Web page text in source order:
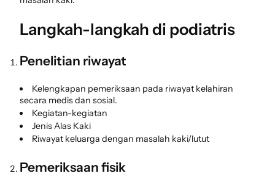
Langkah-langkah di podiatris
Penelitian riwayat
Kelengkapan pemeriksaan pada riwayat kelahiran
secara medis dan sosial.
Kegiatan-kegiatan
Jenis Alas Kaki
Riwayat keluarga dengan masalah kaki/lutut
Pemeriksaan fisik